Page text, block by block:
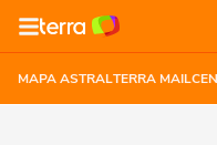
MAPA ASTRALTERRA MAIL